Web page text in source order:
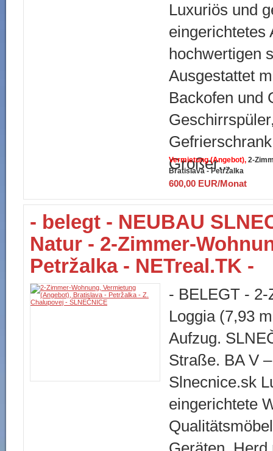
Luxuriös und
eingerichtetes
hochwertigen
Ausgestattet
Backofen und
Großer...
Vermietung (Angebot) 2-
Bratislava - Petržalka
600,00 EUR/Monat
- belegt - NEUBAU
Natur - 2-Zimmer-
Petržalka - NETreal.TK -
- BELEGT -
Loggia (7,93
Aufzug.
Straße. BA V
Slnecnice.sk
eingerichtete